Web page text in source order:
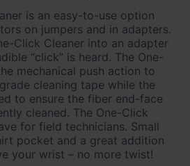
is an easy-to-use option
on jumpers and in adapters.
Click Cleaner into an adapter
“click” is heard. The One-
mechanical push action to
cleaning tape while the
to ensure the fiber end-face
cleaned. The One-Click
for field technicians. Small
pocket and a great addition
your wrist – no more twist!